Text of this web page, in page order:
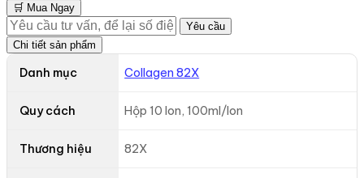
🛒 Mua Ngay
Yêu cầu
Chi tiết sản phẩm
Danh mục Collagen 82X
Quy cách Hộp 10 lon, 100ml/lon
Thương hiệu 82X